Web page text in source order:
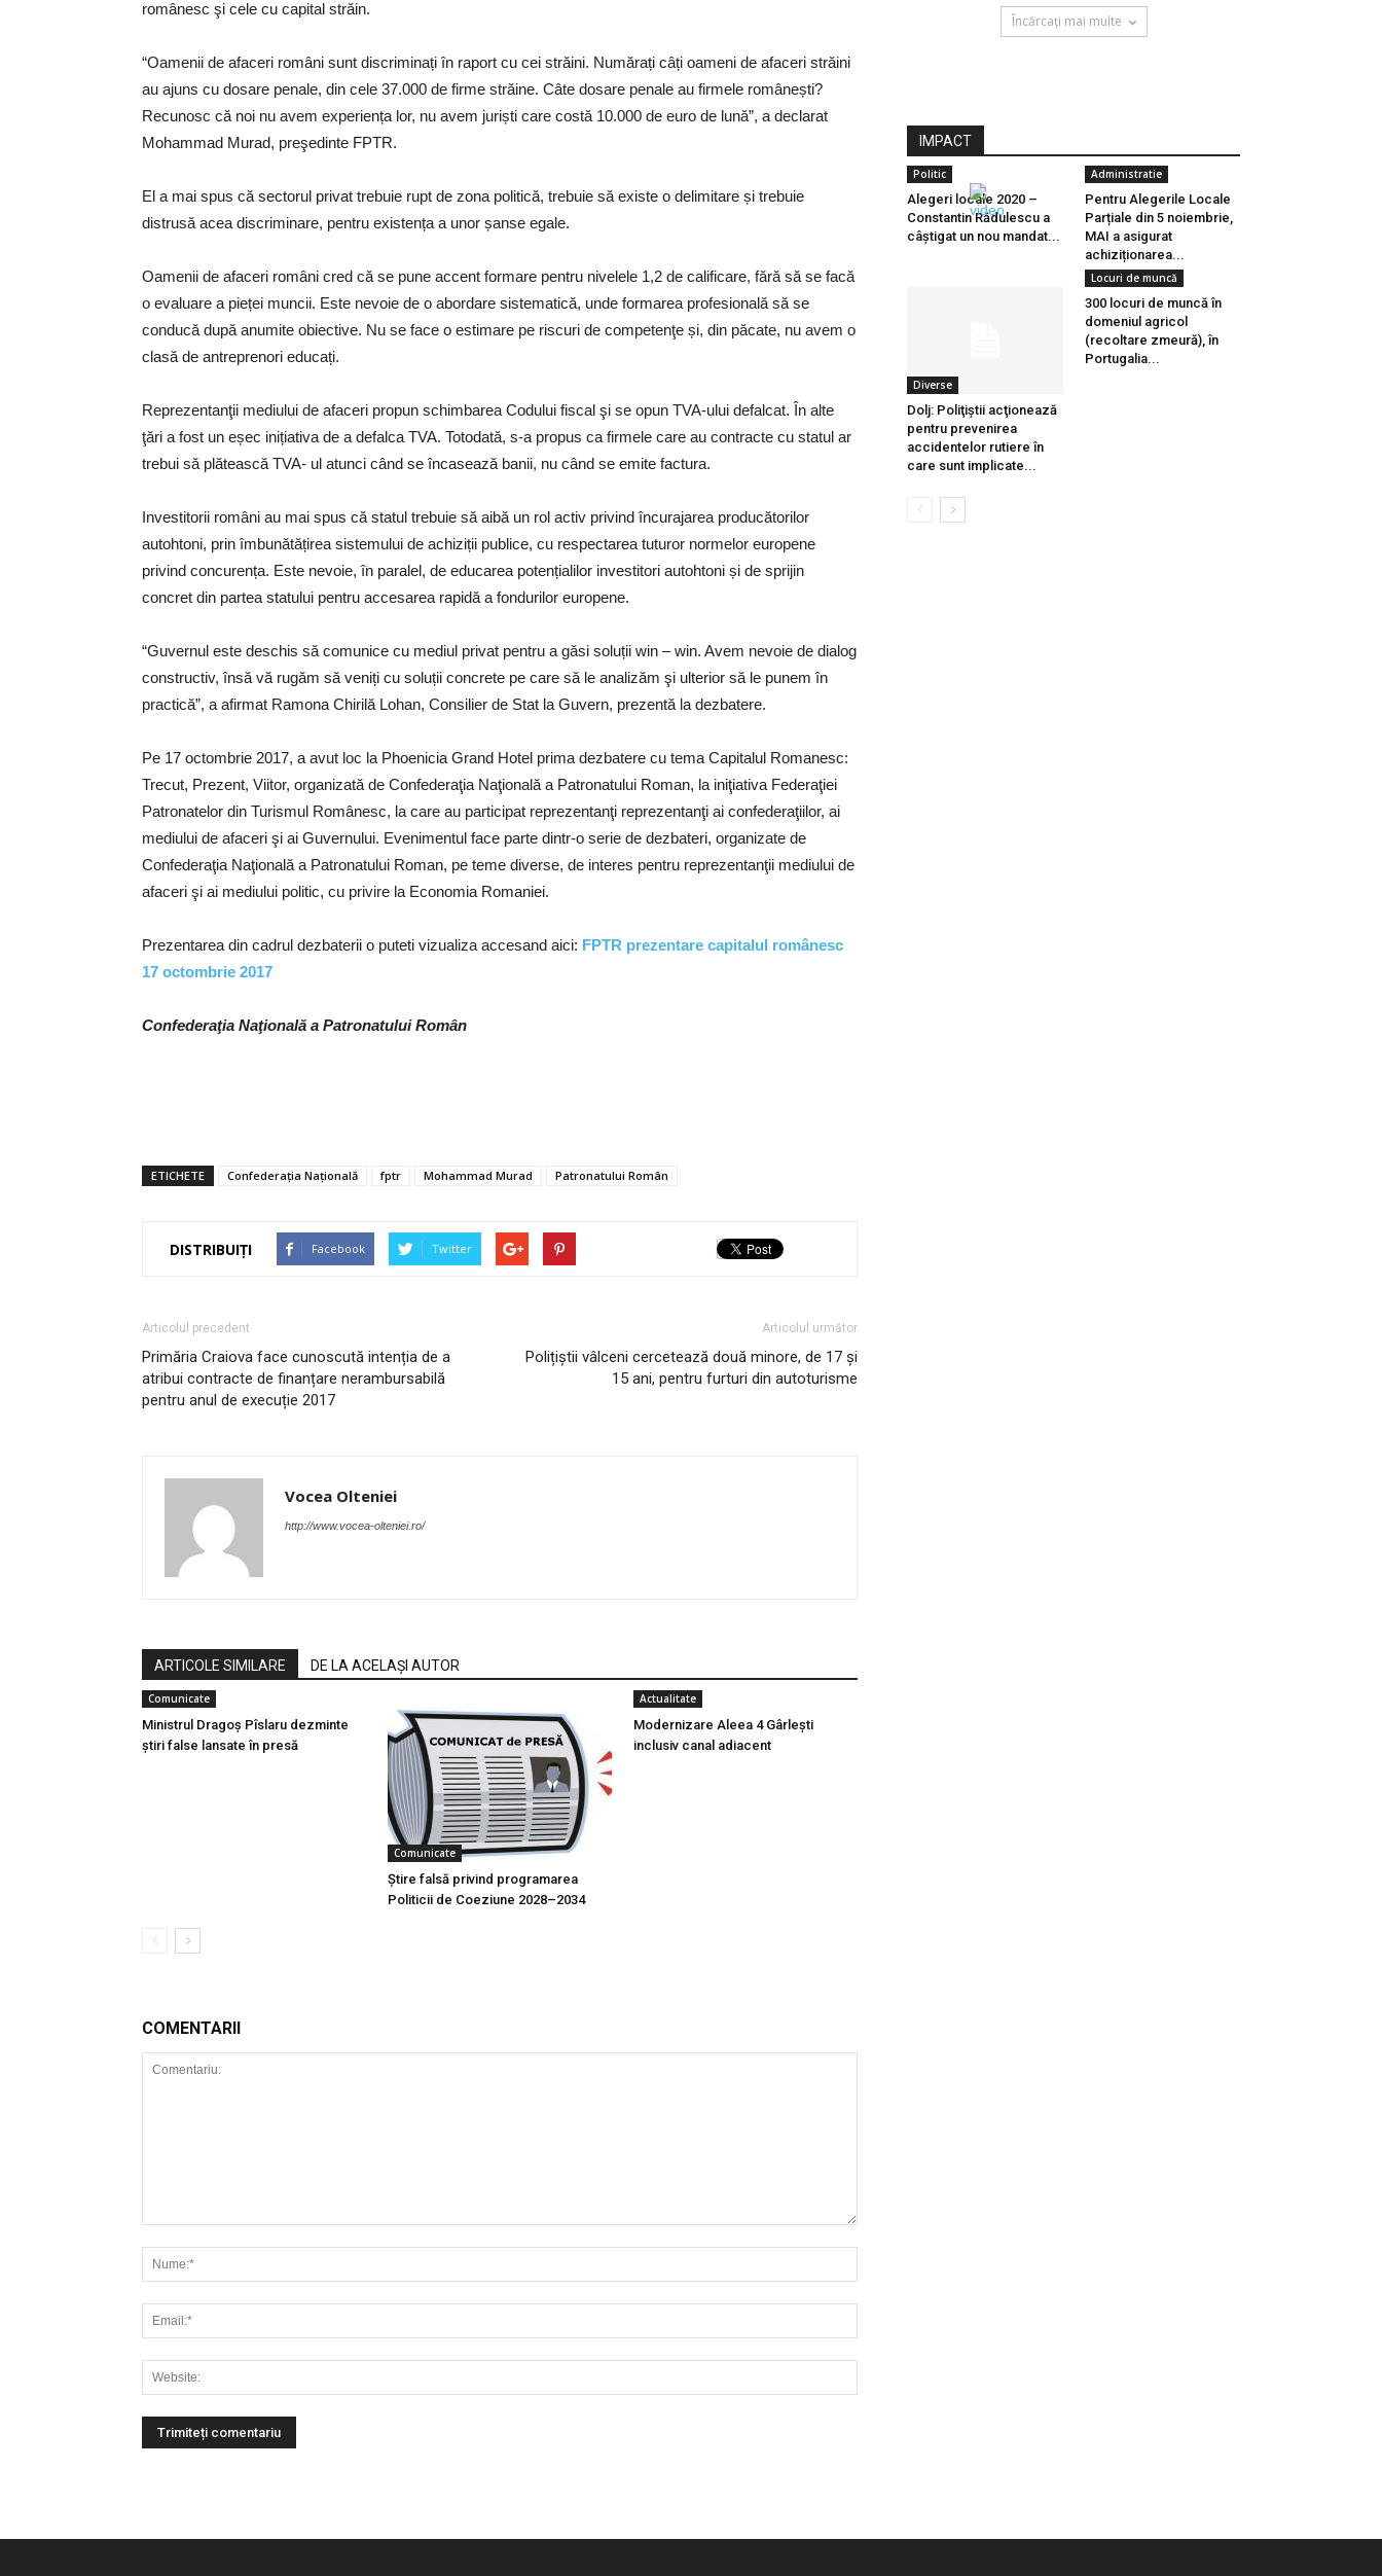
românesc şi cele cu capital străin.
“Oamenii de afaceri români sunt discriminați în raport cu cei străini. Numărați câți oameni de afaceri străini
au ajuns cu dosare penale, din cele 37.000 de firme străine. Câte dosare penale au firmele românești?
Recunosc că noi nu avem experiența lor, nu avem juriști care costă 10.000 de euro de lună”, a declarat
Mohammad Murad, preşedinte FPTR.
El a mai spus că sectorul privat trebuie rupt de zona politică, trebuie să existe o delimitare și trebuie
distrusă acea discriminare, pentru existența a unor șanse egale.
Oamenii de afaceri români cred că se pune accent formare pentru nivelele 1,2 de calificare, fără să se facă
o evaluare a pieței muncii. Este nevoie de o abordare sistematică, unde formarea profesională să se
conducă după anumite obiective. Nu se face o estimare pe riscuri de competenţe și, din păcate, nu avem o
clasă de antreprenori educați.
Reprezentanţii mediului de afaceri propun schimbarea Codului fiscal şi se opun TVA-ului defalcat. În alte
ţări a fost un eșec inițiativa de a defalca TVA. Totodată, s-a propus ca firmele care au contracte cu statul ar
trebui să plătească TVA- ul atunci când se încasează banii, nu când se emite factura.
Investitorii români au mai spus că statul trebuie să aibă un rol activ privind încurajarea producătorilor
autohtoni, prin îmbunătățirea sistemului de achiziții publice, cu respectarea tuturor normelor europene
privind concurența. Este nevoie, în paralel, de educarea potențialilor investitori autohtoni și de sprijin
concret din partea statului pentru accesarea rapidă a fondurilor europene.
“Guvernul este deschis să comunice cu mediul privat pentru a găsi soluții win – win. Avem nevoie de dialog
constructiv, însă vă rugăm să veniți cu soluții concrete pe care să le analizăm şi ulterior să le punem în
practică”, a afirmat Ramona Chirilă Lohan, Consilier de Stat la Guvern, prezentă la dezbatere.
Pe 17 octombrie 2017, a avut loc la Phoenicia Grand Hotel prima dezbatere cu tema Capitalul Romanesc:
Trecut, Prezent, Viitor, organizată de Confederaţia Naţională a Patronatului Roman, la iniţiativa Federaţiei
Patronatelor din Turismul Românesc, la care au participat reprezentanţi reprezentanţi ai confederaţiilor, ai
mediului de afaceri şi ai Guvernului. Evenimentul face parte dintr-o serie de dezbateri, organizate de
Confederaţia Naţională a Patronatului Roman, pe teme diverse, de interes pentru reprezentanţii mediului de
afaceri şi ai mediului politic, cu privire la Economia Romaniei.
Prezentarea din cadrul dezbaterii o puteti vizualiza accesand aici: FPTR prezentare capitalul românesc
17 octombrie 2017
Confederaţia Naţională a Patronatului Român
ETICHETE Confederaţia Naţională fptr Mohammad Murad Patronatului Român
DISTRIBUIȚI Facebook Twitter
Articolul precedent
Primăria Craiova face cunoscută intenția de a
atribui contracte de finanțare nerambursabilă
pentru anul de execuție 2017
Articolul următor
Polițiștii vâlceni cercetează două minore, de 17 și
15 ani, pentru furturi din autoturisme
Vocea Olteniei
http://www.vocea-olteniei.ro/
ARTICOLE SIMILARE DE LA ACELAȘI AUTOR
Comunicate
Ministrul Dragoș Pîslaru dezminte
știri false lansate în presă
Comunicate
Știre falsă privind programarea
Politicii de Coeziune 2028–2034
Actualitate
Modernizare Aleea 4 Gârlești
inclusiv canal adiacent
COMENTARII
Încărcați mai multe
IMPACT
Politic
Alegeri locale 2020 –
Constantin Rădulescu a
câștigat un nou mandat...
Administratie
Pentru Alegerile Locale
Parțiale din 5 noiembrie,
MAI a asigurat
achiziționarea...
Diverse
Dolj: Poliţiştii acţionează
pentru prevenirea
accidentelor rutiere în
care sunt implicate...
Locuri de muncă
300 locuri de muncă în
domeniul agricol
(recoltare zmeură), în
Portugalia...